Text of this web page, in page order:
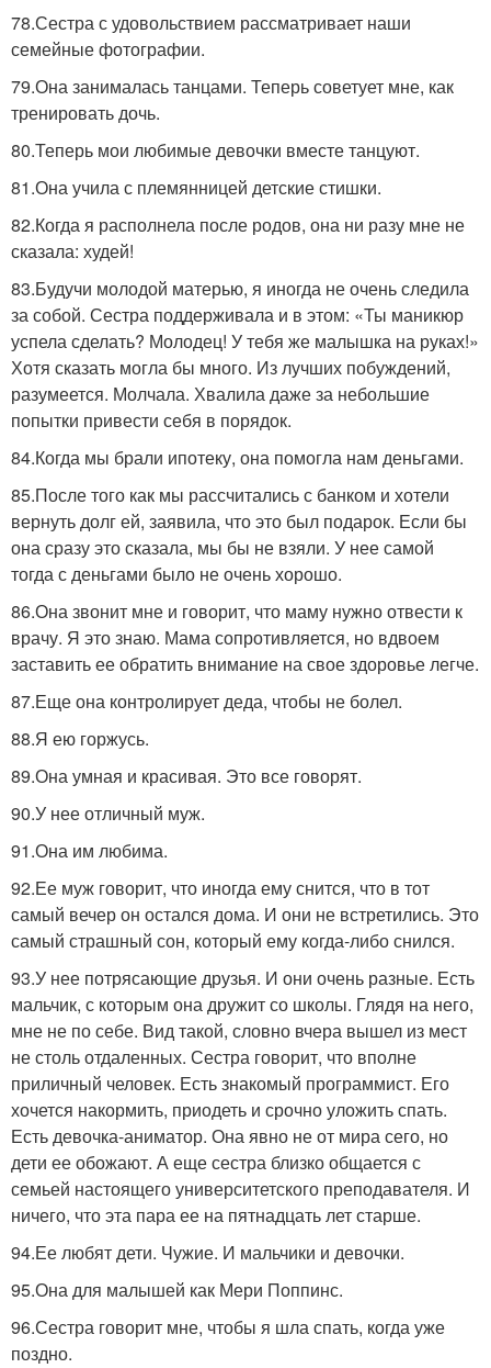
78.Сестра с удовольствием рассматривает наши
семейные фотографии.
79.Она занималась танцами. Теперь советует мне, как
тренировать дочь.
80.Теперь мои любимые девочки вместе танцуют.
81.Она учила с племянницей детские стишки.
82.Когда я располнела после родов, она ни разу мне не
сказала: худей!
83.Будучи молодой матерью, я иногда не очень следила
за собой. Сестра поддерживала и в этом: «Ты маникюр
успела сделать? Молодец! У тебя же малышка на руках!»
Хотя сказать могла бы много. Из лучших побуждений,
разумеется. Молчала. Хвалила даже за небольшие
попытки привести себя в порядок.
84.Когда мы брали ипотеку, она помогла нам деньгами.
85.После того как мы рассчитались с банком и хотели
вернуть долг ей, заявила, что это был подарок. Если бы
она сразу это сказала, мы бы не взяли. У нее самой
тогда с деньгами было не очень хорошо.
86.Она звонит мне и говорит, что маму нужно отвести к
врачу. Я это знаю. Мама сопротивляется, но вдвоем
заставить ее обратить внимание на свое здоровье легче.
87.Еще она контролирует деда, чтобы не болел.
88.Я ею горжусь.
89.Она умная и красивая. Это все говорят.
90.У нее отличный муж.
91.Она им любима.
92.Ее муж говорит, что иногда ему снится, что в тот
самый вечер он остался дома. И они не встретились. Это
самый страшный сон, который ему когда-либо снился.
93.У нее потрясающие друзья. И они очень разные. Есть
мальчик, с которым она дружит со школы. Глядя на него,
мне не по себе. Вид такой, словно вчера вышел из мест
не столь отдаленных. Сестра говорит, что вполне
приличный человек. Есть знакомый программист. Его
хочется накормить, приодеть и срочно уложить спать.
Есть девочка-аниматор. Она явно не от мира сего, но
дети ее обожают. А еще сестра близко общается с
семьей настоящего университетского преподавателя. И
ничего, что эта пара ее на пятнадцать лет старше.
94.Ее любят дети. Чужие. И мальчики и девочки.
95.Она для малышей как Мери Поппинс.
96.Сестра говорит мне, чтобы я шла спать, когда уже
поздно.